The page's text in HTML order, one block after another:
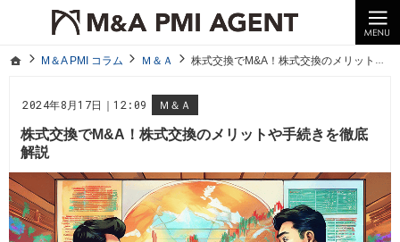
ホームM＆A PMI コラム Ｍ＆Ａ 株式交換でM&A！株式交換のメリットや手続きを徹底解説
2024年8月17日｜12:09 Ｍ＆Ａ
株式交換でM&A！株式交換のメリットや手続きを徹底
解説
10年以上の経験。企業の経営統合や売却はM＆A PMI AGENTへ。
M＆A PMI コラム｜M＆A・PMI・事業承継のポイントや成功事例をわかりやすくご紹介
ホームM＆A PMI コラム Ｍ＆Ａ 株式交換でM&A！株式交換のメリットや手続きを徹底解説